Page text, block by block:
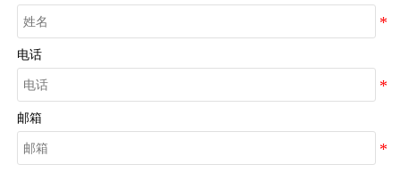
电话
邮箱